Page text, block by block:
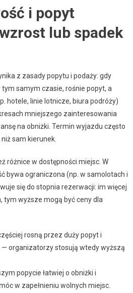
i popyt
lub spadek
z zasady popytu i podaży: gdy
samym czasie, rośnie popyt, a
hotele, linie lotnicze, biura podróży)
mniejszego zainteresowania
na obniżki. Termin wyjazdu często
sam kierunek.
różnice w dostępności miejsc. W
bywa ograniczona (np. w samolotach i
się do stopnia rezerwacji: im więcej
tym wyższe mogą być ceny dla
rosną przez duży popyt i
organizatorzy stosują wtedy wyższą
popycie łatwiej o obniżki i
w zapełnieniu wolnych miejsc.